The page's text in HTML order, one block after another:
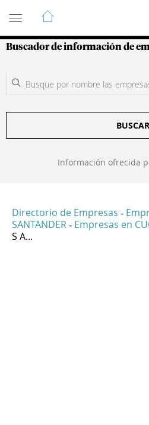
Guía de Empresas
Buscador de información de
BUSCAR
Información ofrecida
Directorio de Empresas -
SANTANDER - Empresas en
S A...